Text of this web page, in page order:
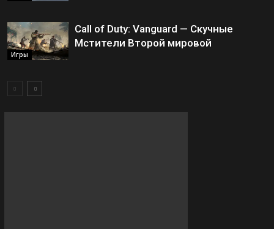
Игры
Call of Duty: Vanguard — Скучные
Мстители Второй мировой